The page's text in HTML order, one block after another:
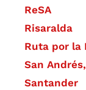
ReSA
Risaralda
Ruta por la
San
Santander